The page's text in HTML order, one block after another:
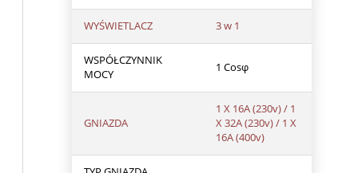
WYŚWIETLACZ 3 w 1
WSPÓŁCZYNNIK
MOCY
1 Cosφ
GNIAZDA
1 X 16A (230v) / 1
X 32A (230v) / 1 X
16A (400v)